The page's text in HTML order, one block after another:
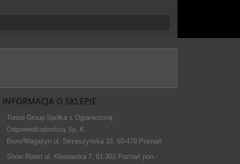
INFORMACJA O SKLEPIE
Torino Group Spółka z Ograniczoną
Odpowiedzialnością Sp. K.
Biuro/Magazyn ul. Strzeszyńska 33, 60-479 Poznań
Show Room ul. Klenowska 7, 61-302 Poznań pon.-